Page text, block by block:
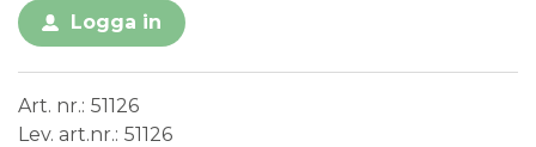
Logga in
Art. nr. 51126
Lev. art.nr. 51126